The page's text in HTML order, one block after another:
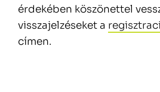
érdekében köszönettel
visszajelzéseket a
címen.